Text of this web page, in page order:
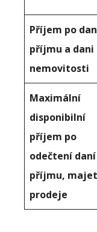
Příjem po
příjmu a dani
nemovitosti
Maximální
disponibilní
příjem po
odečtení daní
příjmu,
prodeje